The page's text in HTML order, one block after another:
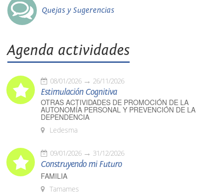
Quejas y Sugerencias
Agenda actividades
08/01/2026 26/11/2026
Estimulación Cognitiva
OTRAS ACTIVIDADES DE PROMOCIÓN DE LA
AUTONOMÍA PERSONAL Y PREVENCIÓN DE LA
DEPENDENCIA
Ledesma
09/01/2026 31/12/2026
Construyendo mi Futuro
FAMILIA
Tamames